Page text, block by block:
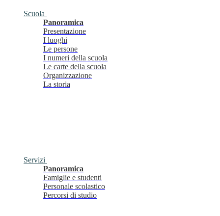
Scuola
Panoramica
Presentazione
I luoghi
Le persone
I numeri della scuola
Le carte della scuola
Organizzazione
La storia
Servizi
Panoramica
Famiglie e studenti
Personale scolastico
Percorsi di studio